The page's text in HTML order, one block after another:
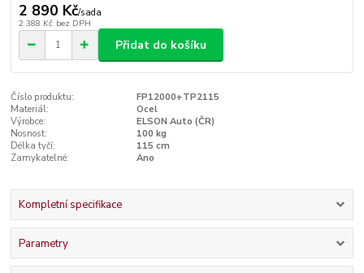
2 890 Kč/sada
2 388 Kč bez DPH
Přidat do košíku
Číslo produktu:
FP12000+TP2115
Materiál:
Ocel
Výrobce:
ELSON Auto (ČR)
Nosnost:
100 kg
Délka tyčí:
115 cm
Zamykatelné:
Ano
Kompletní specifikace
Parametry